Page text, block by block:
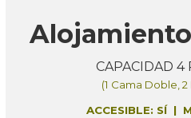
CAPACIDAD 4
(1 Cama Doble,
ACCESIBLE: SÍ |